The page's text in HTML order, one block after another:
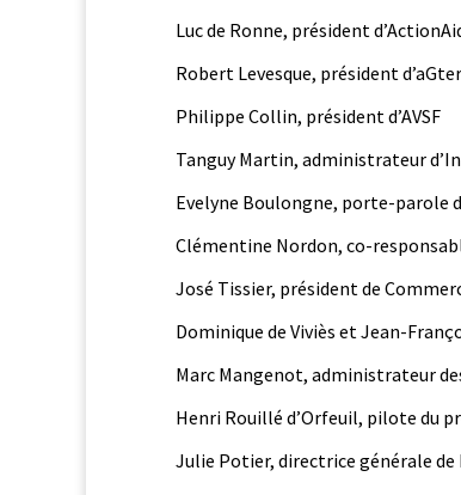
Luc de Ronne, prési­dent
Robert Levesque, prési­dent d’aGter
Philippe Collin, prési­dent d’AVSF
Tan­guy Mar­tin, admin­is­tra­teur
Eve­lyne Bou­longne, porte-parole
Clé­men­tine Nor­don, co-
José Tissier, prési­dent de
Dominique de Viviès et Jean-
Marc Mangenot, admin­is­tra­teur
Hen­ri Rouil­lé d’Or­feuil, pilote du
Julie Poti­er, direc­trice générale de